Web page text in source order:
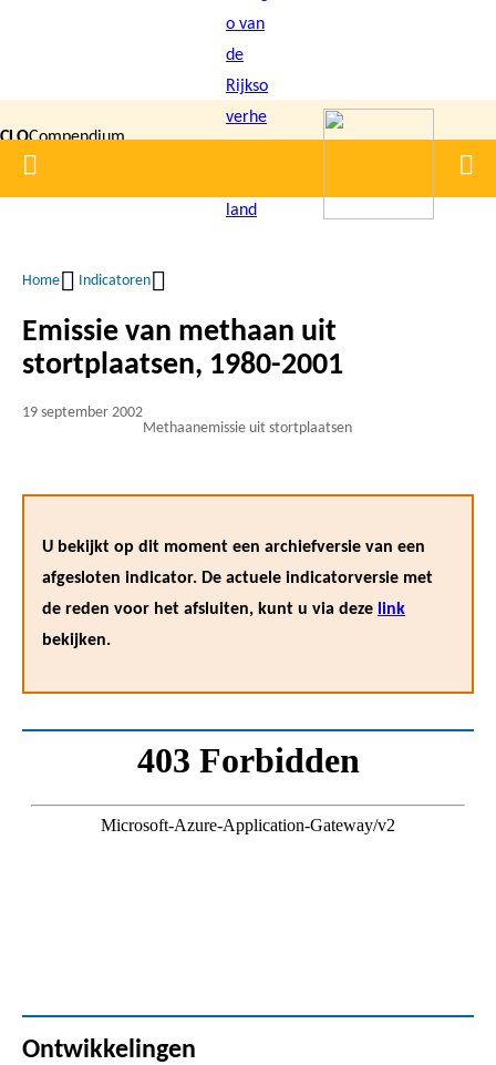
inhoud
gaan
CLOCompendium
voor de
Home
Kruimelpad
Home Indicatoren
Emissie van methaan uit
stortplaatsen, 1980-2001
19 september 2002
Methaanemissie uit stortplaatsen
U bekijkt op dit moment een archiefversie van een
afgesloten indicator. De actuele indicatorversie met
de reden voor het afsluiten, kunt u via deze link
bekijken.
Ontwikkelingen